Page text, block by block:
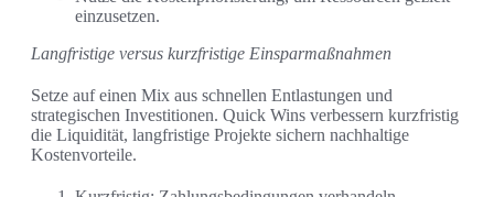
einzusetzen.
Langfristige versus kurzfristige Einsparmaßnahmen
Setze auf einen Mix aus schnellen Entlastungen und
strategischen Investitionen. Quick Wins verbessern kurzfristig
die Liquidität, langfristige Projekte sichern nachhaltige
Kostenvorteile.